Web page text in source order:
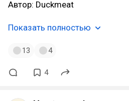
Автор: Duckmeat
Показать полностью
13 4
4